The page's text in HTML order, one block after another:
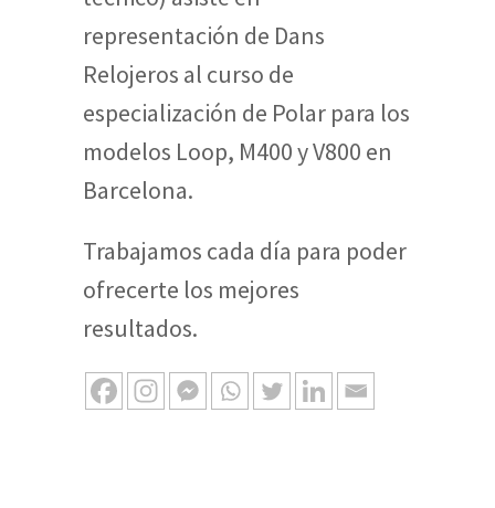
representación de Dans
Relojeros al curso de
especialización de Polar para los
modelos Loop, M400 y V800 en
Barcelona.
Trabajamos cada día para poder
ofrecerte los mejores
resultados.